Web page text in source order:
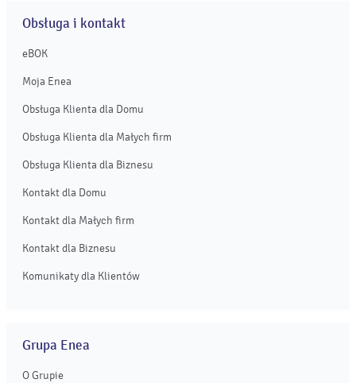
Obsługa i kontakt
eBOK
Moja Enea
Obsługa Klienta dla Domu
Obsługa Klienta dla Małych firm
Obsługa Klienta dla Biznesu
Kontakt dla Domu
Kontakt dla Małych firm
Kontakt dla Biznesu
Komunikaty dla Klientów
Grupa Enea
O Grupie